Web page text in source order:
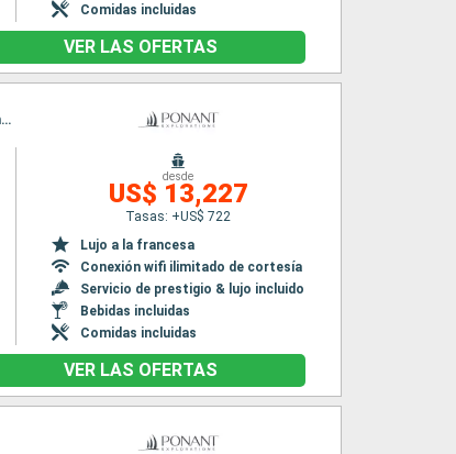
Comidas incluidas
VER LAS OFERTAS
Itinerario : Dubrovnik, Mljet, Komiža, Vis, Stari Grad, Korkula, Dubrovnik, Sipan, Sailing the straight of Kotor, Kotor, Dubrovnik
desde
US$ 13,227
Tasas: +US$ 722
Lujo a la francesa
Conexión wifi ilimitado de cortesía
Servicio de prestigio & lujo incluido
Bebidas incluidas
Comidas incluidas
VER LAS OFERTAS